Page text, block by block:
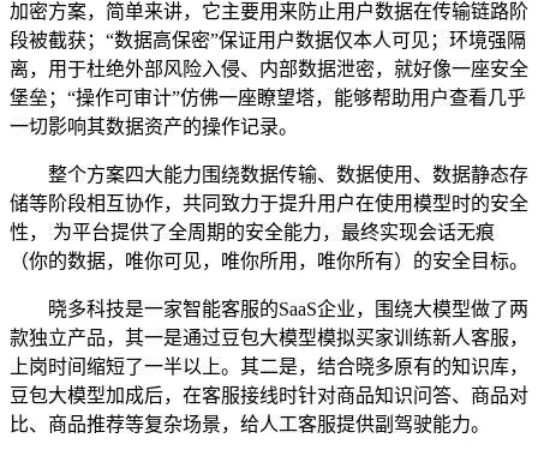
加密方案，简单来讲，它主要用来防止用户数据在传输链路阶
段被截获；“数据高保密”保证用户数据仅本人可见；环境强隔
离，用于杜绝外部风险入侵、内部数据泄密，就好像一座安全
堡垒；“操作可审计”仿佛一座瞭望塔，能够帮助用户查看几乎
一切影响其数据资产的操作记录。
整个方案四大能力围绕数据传输、数据使用、数据静态存
储等阶段相互协作，共同致力于提升用户在使用模型时的安全
性， 为平台提供了全周期的安全能力，最终实现会话无痕
（你的数据，唯你可见，唯你所用，唯你所有）的安全目标。
晓多科技是一家智能客服的SaaS企业，围绕大模型做了两
款独立产品，其一是通过豆包大模型模拟买家训练新人客服，
上岗时间缩短了一半以上。其二是，结合晓多原有的知识库，
豆包大模型加成后，在客服接线时针对商品知识问答、商品对
比、商品推荐等复杂场景，给人工客服提供副驾驶能力。